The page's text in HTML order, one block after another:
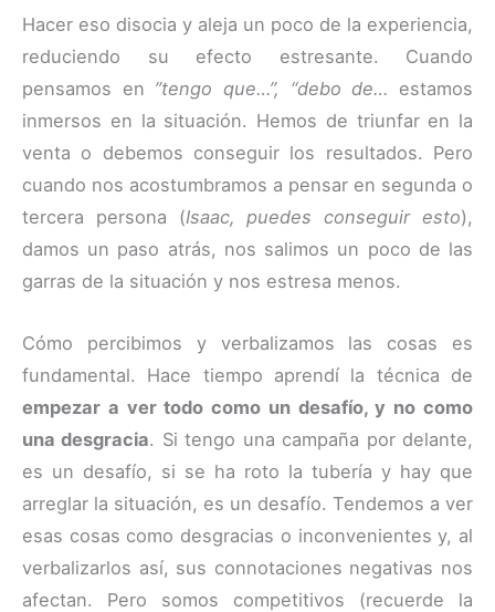
Hacer eso disocia y aleja un poco de la experiencia,
reduciendo su efecto estresante. Cuando
pensamos en ”tengo que…”, “debo de… estamos
inmersos en la situación. Hemos de triunfar en la
venta o debemos conseguir los resultados. Pero
cuando nos acostumbramos a pensar en segunda o
tercera persona (Isaac, puedes conseguir esto),
damos un paso atrás, nos salimos un poco de las
garras de la situación y nos estresa menos.
Cómo percibimos y verbalizamos las cosas es
fundamental. Hace tiempo aprendí la técnica de
empezar a ver todo como un desafío, y no como
una desgracia. Si tengo una campaña por delante,
es un desafío, si se ha roto la tubería y hay que
arreglar la situación, es un desafío. Tendemos a ver
esas cosas como desgracias o inconvenientes y, al
verbalizarlos así, sus connotaciones negativas nos
afectan. Pero somos competitivos (recuerde la